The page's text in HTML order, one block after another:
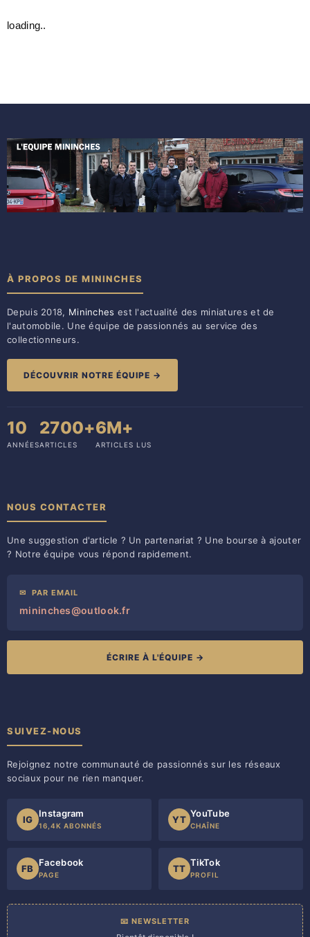
loading..
À PROPOS DE MININCHES
Depuis 2018, Mininches est l'actualité des miniatures et de
l'automobile. Une équipe de passionnés au service des
collectionneurs.
DÉCOUVRIR NOTRE ÉQUIPE →
10
ANNÉES
2700+
ARTICLES
6M+
ARTICLES LUS
NOUS CONTACTER
Une suggestion d'article ? Un partenariat ? Une bourse à ajouter
? Notre équipe vous répond rapidement.
✉ PAR EMAIL
mininches@outlook.fr
ÉCRIRE À L'ÉQUIPE →
SUIVEZ-NOUS
Rejoignez notre communauté de passionnés sur les réseaux
sociaux pour ne rien manquer.
IG
Instagram
16,4K ABONNÉS
YT
YouTube
CHAÎNE
FB
Facebook
PAGE
TT
TikTok
PROFIL
📧 NEWSLETTER